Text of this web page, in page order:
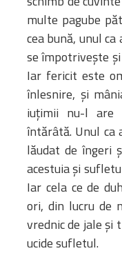
multe pagube
cea bună, unul
se împotriveşte
Iar fericit este
înlesnire, şi
iuţimii nu-l
întărâtă. Unul ca
lăudat de îngeri
acestuia şi
Iar cela ce de
ori, din lucru de
vrednic de jale şi
ucide sufletul.